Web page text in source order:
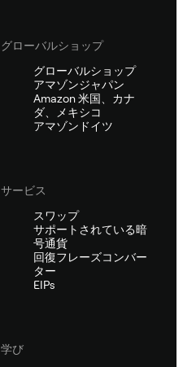
グローバルショップ
グローバルショップ
アマゾンジャパン
Amazon 米国、カナ
ダ、メキシコ
アマゾンドイツ
サービス
スワップ
サポートされている暗
号通貨
回復フレーズコンバー
ター
EIPs
学び